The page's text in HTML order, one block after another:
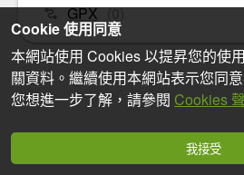
GPX (0)
Cookie 使用同意
本網站使用 Cookies 以提昇您的使
關資料。繼續使用本網站表示您同
您想進一步了解，請參閱 Cookies
我接受